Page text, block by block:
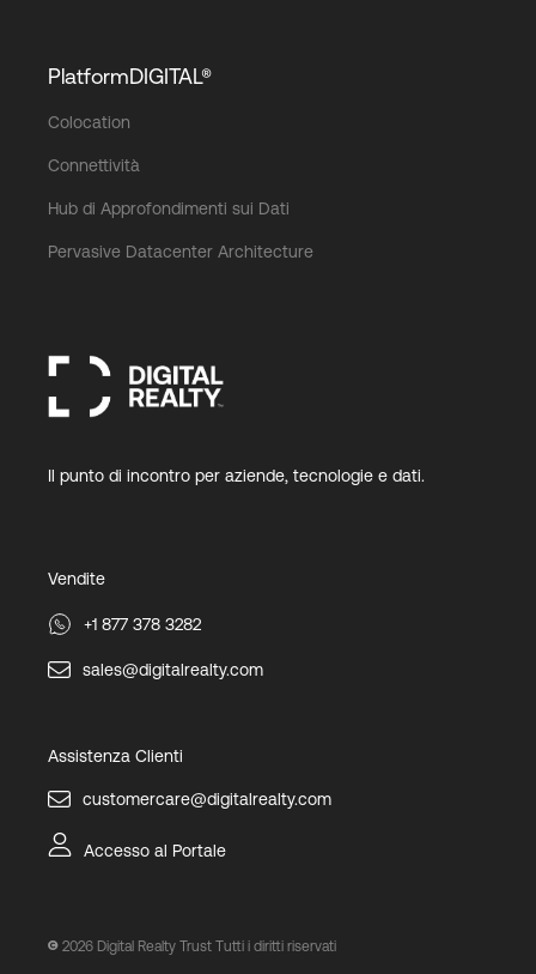
PlatformDIGITAL®
Colocation
Connettività
Hub di Approfondimenti sui Dati
Pervasive Datacenter Architecture
Il punto di incontro per aziende, tecnologie e dati.
Vendite
+1 877 378 3282
sales@digitalrealty.com
Assistenza Clienti
customercare@digitalrealty.com
Accesso al Portale
2026 Digital Realty Trust Tutti i diritti riservati